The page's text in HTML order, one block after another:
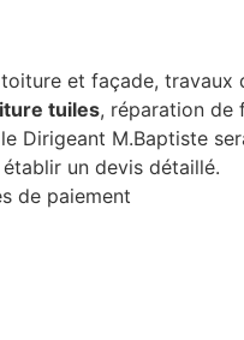
et façade, travaux
tuiles, réparation de
Dirigeant M.Baptiste
un devis détaillé.
de paiement